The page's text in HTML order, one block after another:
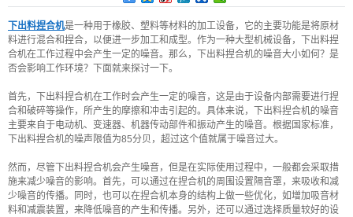
下出料捏合机是一种用于橡胶、塑料等材料的加工设备，它的主要功能是将原材
料进行混合和捏合，以便进一步加工和成型。作为一种大型机械设备，下出料捏
合机在工作过程中会产生一定的噪音。那么，下出料捏合机的噪音大小如何？是
否会影响工作环境？下面就来探讨一下。
首先，下出料捏合机在工作时会产生一定的噪音，这是由于设备内部需要进行捏
合和破碎等操作，所产生的摩擦和冲击引起的。具体来说，下出料捏合机的噪音
主要来自于电动机、变速器、机器传动部件和振动产生的噪音。根据国家标准，
下出料捏合机的噪声限值为85分贝，超过这个值就属于噪音过大。
然而，尽管下出料捏合机会产生噪音，但是在实际使用过程中，一般都会采取措
施来减少噪音的影响。首先，可以通过在捏合机的周围设置隔音罩，来吸收和减
少噪音的传播。同时，也可以在捏合机本身的结构上做一些优化，如增加吸音材
料和减震装置，来降低噪音的产生和传播。另外，还可以通过选择质量较好的设